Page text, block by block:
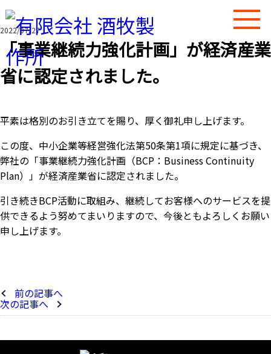
2022/07/27
「事業継続力強化計画」が経済産業
省に認定されました。
平素は格別のお引き立てを賜り、厚く御礼申し上げます。
この度、中小企業等経営強化法第50条第1項に規定に基づき、
弊社の「事業継続力強化計画（BCP：Business Continuity
Plan）」が経済産業省に認定されました。
引き続きBCP活動に取組み、継続してお客様へのサービスを提
供できるよう努めてまいりますので、今後ともよろしくお願い
申し上げます。
前の記事へ
次の記事へ